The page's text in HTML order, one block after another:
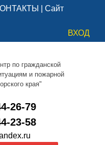
Сайт
ВХОД
по гражданской
и пожарной
края"
26-79
23-58